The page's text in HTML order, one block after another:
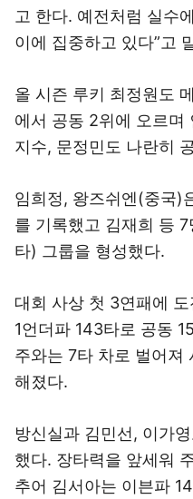
고 한다. 예전처럼 실수
이에 집중하고 있다”고
올 시즌 루키 최정원도
에서 공동 2위에 오르며
지수, 문정민도 나란히
임희정, 왕즈쉬엔(중국)
를 기록했고 김재희 등
타) 그룹을 형성했다.
대회 사상 첫 3연패에
1언더파 143타로 공동
주와는 7타 차로 벌어져
해졌다.
방신실과 김민선, 이가
했다. 장타력을 앞세워
추어 김서아는 이븐파